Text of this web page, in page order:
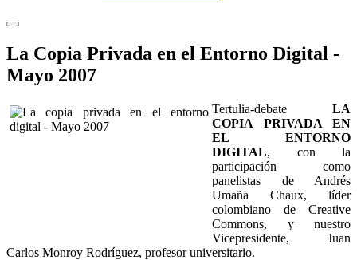
La Copia Privada en el Entorno Digital -
Mayo 2007
Tertulia-debate LA
COPIA PRIVADA EN
EL ENTORNO
DIGITAL, con la
participación como
panelistas de Andrés
Umaña Chaux, líder
colombiano de Creative
Commons, y nuestro
Vicepresidente, Juan
Carlos Monroy Rodríguez, profesor universitario.